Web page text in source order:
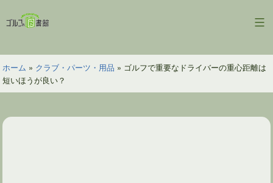
ン
ツ
へ
ス
ッ
ゴ
フ
の
図
ホーム » クラブ・パーツ・用品 » ゴルフで重要なドライバーの重心距離は
短いほうが良い？